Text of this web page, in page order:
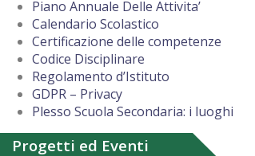
Piano Annuale Delle Attivita’
Calendario Scolastico
Certificazione delle competenze
Codice Disciplinare
Regolamento d’Istituto
GDPR – Privacy
Plesso Scuola Secondaria: i luoghi
Progetti ed Eventi